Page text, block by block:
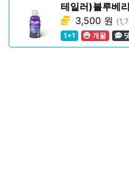
테일러)블루베
3,500 원
1+1
개꿀